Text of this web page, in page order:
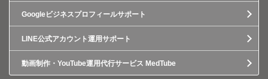
Googleビジネスプロフィールサポート
LINE公式アカウント運用サポート
動画制作・YouTube運用代行サービス MedTube